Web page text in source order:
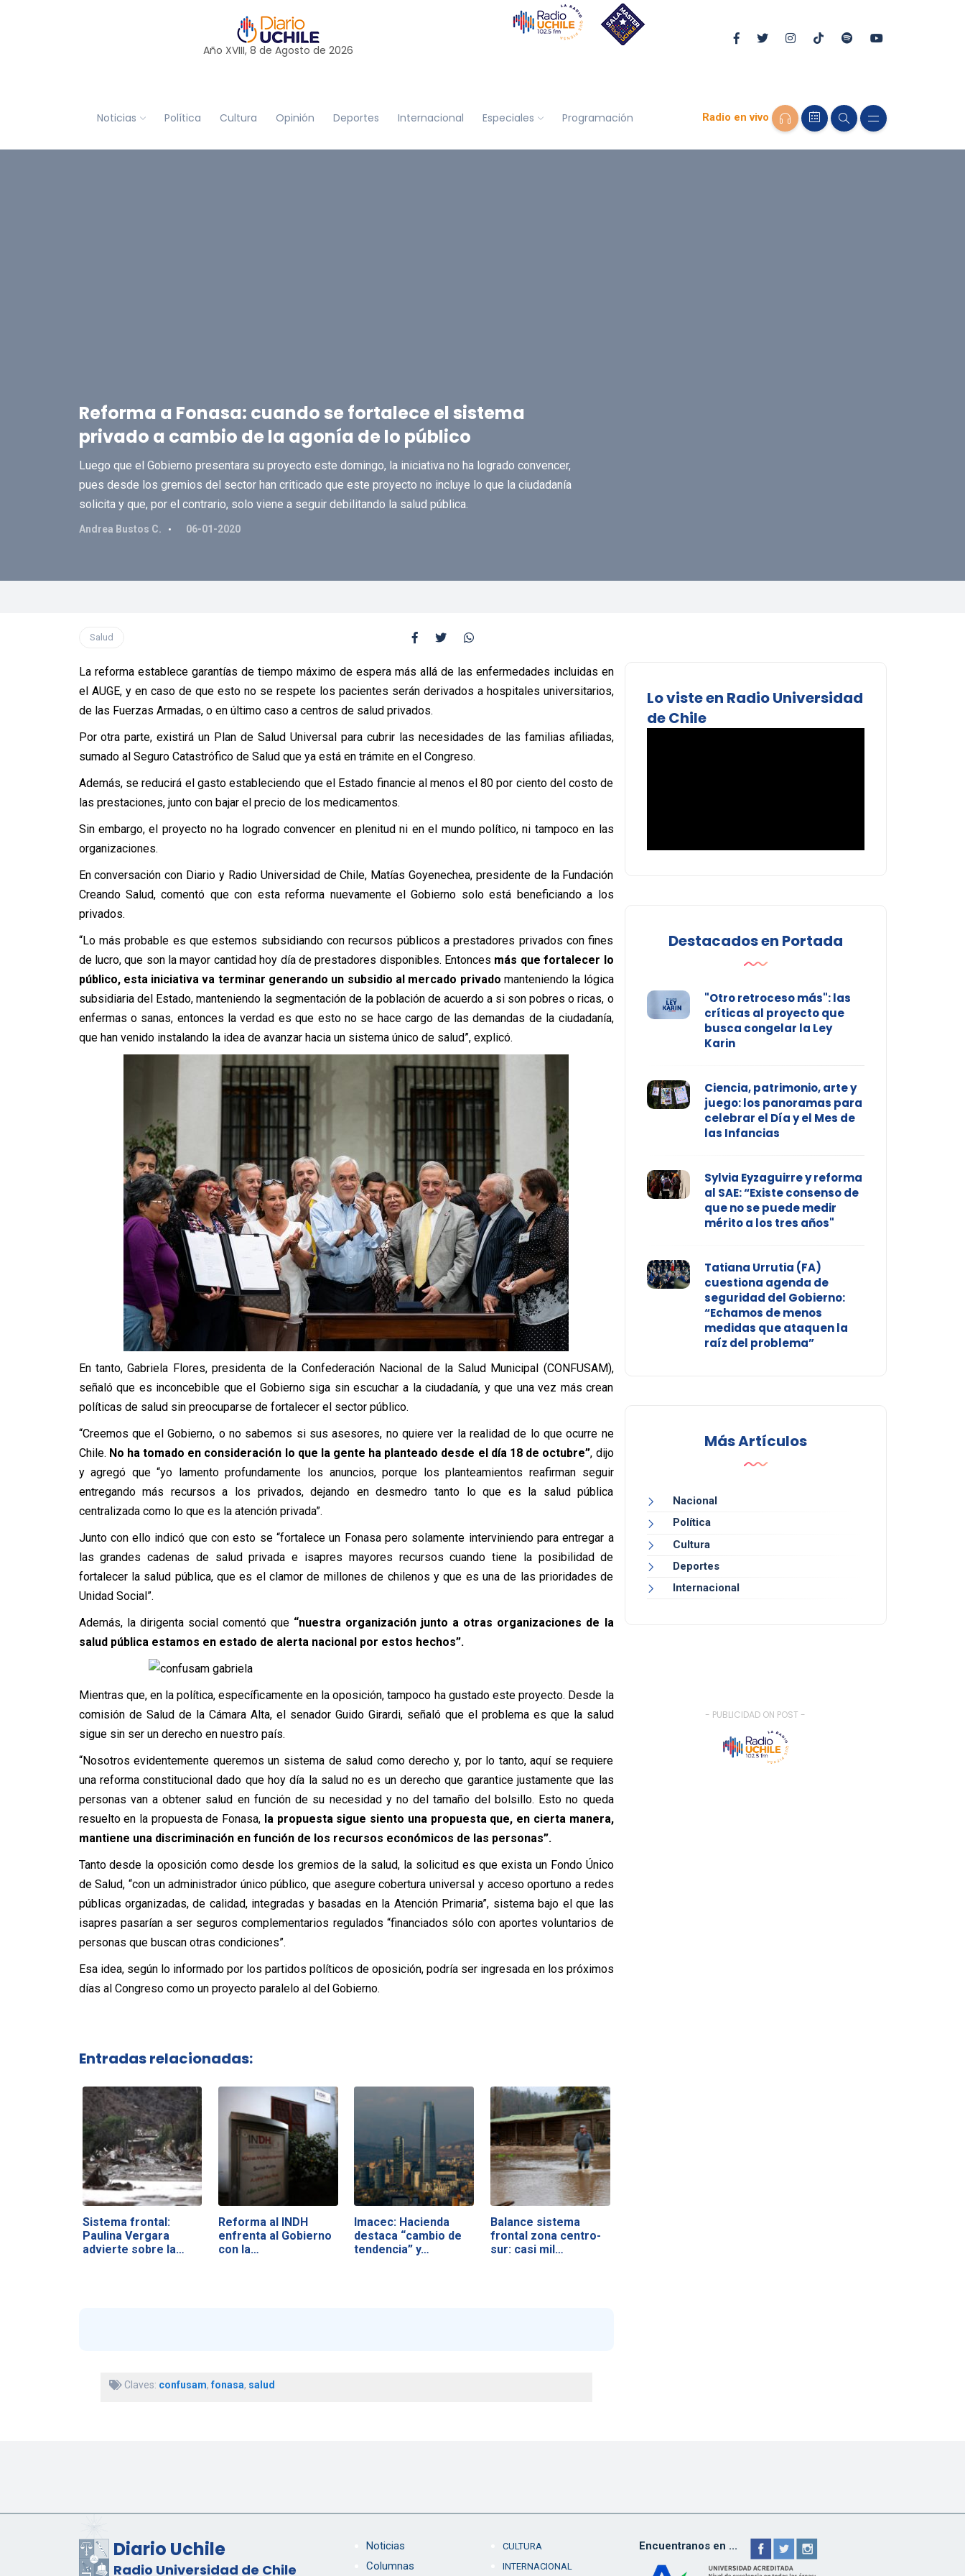
Año XVIII, 8 de Agosto de 2026
Noticias Política Cultura Opinión Deportes Internacional Especiales Programación Radio en vivo
Reforma a Fonasa: cuando se fortalece el sistema
privado a cambio de la agonía de lo público
Luego que el Gobierno presentara su proyecto este domingo, la iniciativa no ha logrado convencer,
pues desde los gremios del sector han criticado que este proyecto no incluye lo que la ciudadanía
solicita y que, por el contrario, solo viene a seguir debilitando la salud pública.
Andrea Bustos C. 06-01-2020
Salud
La reforma establece garantías de tiempo máximo de espera más allá de las enfermedades incluidas en
el AUGE, y en caso de que esto no se respete los pacientes serán derivados a hospitales universitarios,
de las Fuerzas Armadas, o en último caso a centros de salud privados.
Por otra parte, existirá un Plan de Salud Universal para cubrir las necesidades de las familias afiliadas,
sumado al Seguro Catastrófico de Salud que ya está en trámite en el Congreso.
Además, se reducirá el gasto estableciendo que el Estado financie al menos el 80 por ciento del costo de
las prestaciones, junto con bajar el precio de los medicamentos.
Sin embargo, el proyecto no ha logrado convencer en plenitud ni en el mundo político, ni tampoco en las
organizaciones.
En conversación con Diario y Radio Universidad de Chile, Matías Goyenechea, presidente de la Fundación
Creando Salud, comentó que con esta reforma nuevamente el Gobierno solo está beneficiando a los
privados.
“Lo más probable es que estemos subsidiando con recursos públicos a prestadores privados con fines
de lucro, que son la mayor cantidad hoy día de prestadores disponibles. Entonces más que fortalecer lo
público, esta iniciativa va terminar generando un subsidio al mercado privado manteniendo la lógica
subsidiaria del Estado, manteniendo la segmentación de la población de acuerdo a si son pobres o ricas, o
enfermas o sanas, entonces la verdad es que esto no se hace cargo de las demandas de la ciudadanía,
que han venido instalando la idea de avanzar hacia un sistema único de salud”, explicó.
En tanto, Gabriela Flores, presidenta de la Confederación Nacional de la Salud Municipal (CONFUSAM),
señaló que es inconcebible que el Gobierno siga sin escuchar a la ciudadanía, y que una vez más crean
políticas de salud sin preocuparse de fortalecer el sector público.
“Creemos que el Gobierno, o no sabemos si sus asesores, no quiere ver la realidad de lo que ocurre ne
Chile. No ha tomado en consideración lo que la gente ha planteado desde el día 18 de octubre”, dijo
y agregó que “yo lamento profundamente los anuncios, porque los planteamientos reafirman seguir
entregando más recursos a los privados, dejando en desmedro tanto lo que es la salud pública
centralizada como lo que es la atención privada”.
Junto con ello indicó que con esto se “fortalece un Fonasa pero solamente interviniendo para entregar a
las grandes cadenas de salud privada e isapres mayores recursos cuando tiene la posibilidad de
fortalecer la salud pública, que es el clamor de millones de chilenos y que es una de las prioridades de
Unidad Social”.
Además, la dirigenta social comentó que “nuestra organización junto a otras organizaciones de la
salud pública estamos en estado de alerta nacional por estos hechos”.
Mientras que, en la política, específicamente en la oposición, tampoco ha gustado este proyecto. Desde la
comisión de Salud de la Cámara Alta, el senador Guido Girardi, señaló que el problema es que la salud
sigue sin ser un derecho en nuestro país.
“Nosotros evidentemente queremos un sistema de salud como derecho y, por lo tanto, aquí se requiere
una reforma constitucional dado que hoy día la salud no es un derecho que garantice justamente que las
personas van a obtener salud en función de su necesidad y no del tamaño del bolsillo. Esto no queda
resuelto en la propuesta de Fonasa, la propuesta sigue siento una propuesta que, en cierta manera,
mantiene una discriminación en función de los recursos económicos de las personas”.
Tanto desde la oposición como desde los gremios de la salud, la solicitud es que exista un Fondo Único
de Salud, “con un administrador único público, que asegure cobertura universal y acceso oportuno a redes
públicas organizadas, de calidad, integradas y basadas en la Atención Primaria”, sistema bajo el que las
isapres pasarían a ser seguros complementarios regulados “financiados sólo con aportes voluntarios de
personas que buscan otras condiciones”.
Esa idea, según lo informado por los partidos políticos de oposición, podría ser ingresada en los próximos
días al Congreso como un proyecto paralelo al del Gobierno.
Entradas relacionadas:
Sistema frontal:
Paulina Vergara
advierte sobre la…
Reforma al INDH
enfrenta al Gobierno
con la…
Imacec: Hacienda
destaca “cambio de
tendencia” y…
Balance sistema
frontal zona centro-
sur: casi mil…
Claves: confusam,fonasa, salud
Lo viste en Radio Universidad
de Chile
Destacados en Portada
"Otro retroceso más": las
críticas al proyecto que
busca congelar la Ley
Karin
Ciencia, patrimonio, arte y
juego: los panoramas para
celebrar el Día y el Mes de
las Infancias
Sylvia Eyzaguirre y reforma
al SAE: “Existe consenso de
que no se puede medir
mérito a los tres años"
Tatiana Urrutia (FA)
cuestiona agenda de
seguridad del Gobierno:
“Echamos de menos
medidas que ataquen la
raíz del problema”
Más Artículos
Nacional
Política
Cultura
Deportes
Internacional
- PUBLICIDAD ON POST -
Diario Uchile
Radio Universidad de Chile
Noticias
Columnas
CULTURA
INTERNACIONAL
Encuentranos en ...